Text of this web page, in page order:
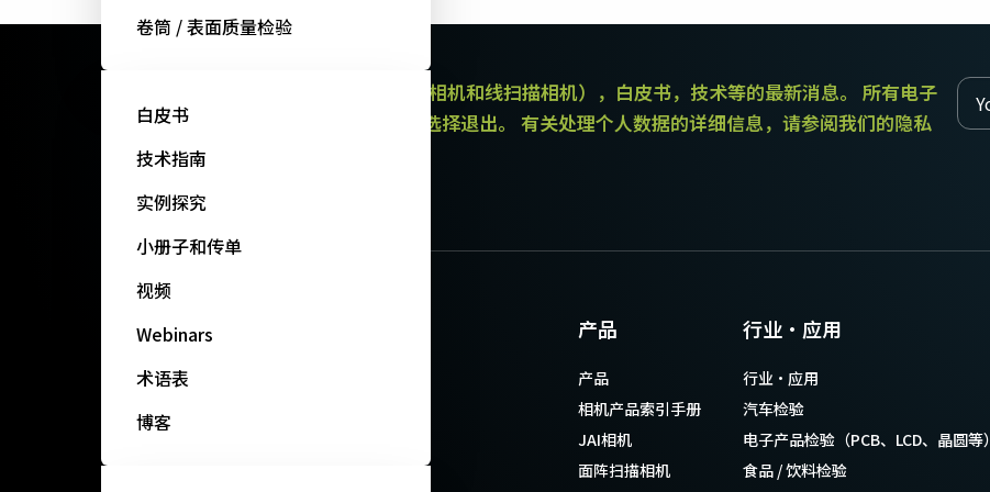
单传感器单色
单色CMOS传感器线阵扫描相机同时具备高
分辨率和超快的扫描速度。分辨率最高可
三线彩色
对于不需要JAI的棱镜技术提供的超高色彩
精确度的应用，三线相机可以提供出色的
波红外(SWIR)光线。该相机能够以SWIR光
了尖端的棱镜技术，可为线阵扫描彩色成
4传感器RGB+NIR（棱镜式）
4传感器线阵扫描相机设计用于同时捕获可
(NIR)光谱中的图像数据。
4传感器R-G-B + SWIR（棱镜
式）
4传感器机器视觉线阵扫描相机，可捕获可
见光谱中的RGB图像数据和短波红外波段
光谱中的图像数据。
卷筒 / 表面质量检验
白皮书
技术指南
实例探究
小册子和传单
视频
Webinars
术语表
博客
JAI的电子通讯提供有关产品（区域扫描相机和线扫描相机），白皮书，技术等的最新消息。 所有电子
通讯都包含取消订阅链接。 您可以随时选择退出。 有关处理个人数据的详细信息，请参阅我们的隐私
政策。
产品
产品
相机产品索引手册
JAI相机
面阵扫描相机
行业·应用
行业·应用
汽车检验
电子产品检验（PCB、LCD、晶圆等）
食品 / 饮料检验